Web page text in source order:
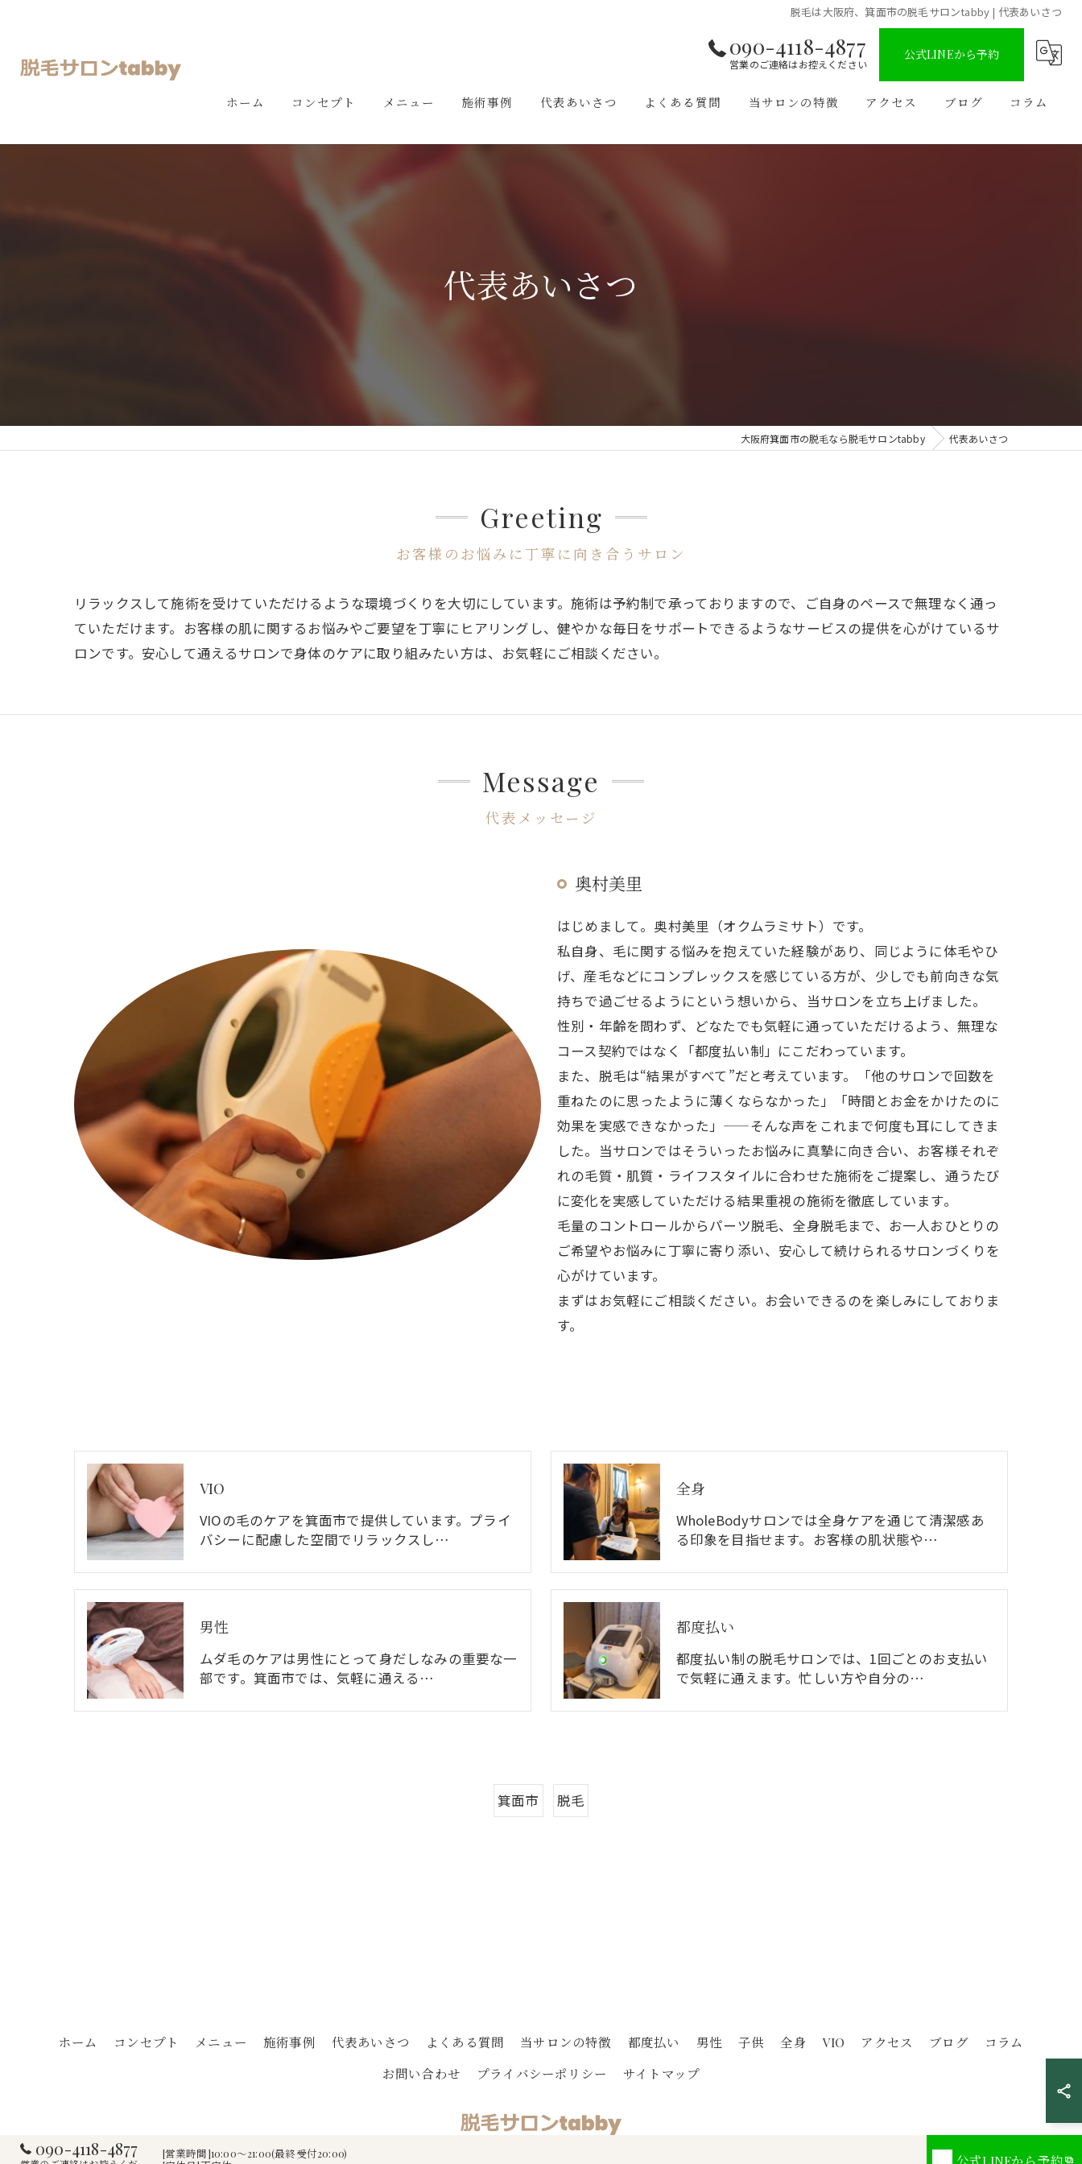
脱毛は大阪府、箕面市の脱毛サロンtabby | 代表あいさつ
090-4118-4877
営業のご連絡はお控えください
公式LINEから予約
ホーム コンセプト メニュー 施術事例 代表あいさつ よくある質問 当サロンの特徴 アクセス ブログ コラム
代表あいさつ
大阪府箕面市の脱毛なら脱毛サロンtabby 代表あいさつ
お客様のお悩みに丁寧に向き合うサロン
Greeting
リラックスして施術を受けていただけるような環境づくりを大切にしています。施術は予約制で承っておりますので、ご自身のペースで無理なく通っ
ていただけます。お客様の肌に関するお悩みやご要望を丁寧にヒアリングし、健やかな毎日をサポートできるようなサービスの提供を心がけているサ
ロンです。安心して通えるサロンで身体のケアに取り組みたい方は、お気軽にご相談ください。
代表メッセージ
Message
奥村美里
はじめまして。奥村美里（オクムラミサト）です。
私自身、毛に関する悩みを抱えていた経験があり、同じように体毛やひ
げ、産毛などにコンプレックスを感じている方が、少しでも前向きな気
持ちで過ごせるようにという想いから、当サロンを立ち上げました。
性別・年齢を問わず、どなたでも気軽に通っていただけるよう、無理な
コース契約ではなく「都度払い制」にこだわっています。
また、脱毛は“結果がすべて”だと考えています。「他のサロンで回数を
重ねたのに思ったように薄くならなかった」「時間とお金をかけたのに
効果を実感できなかった」——そんな声をこれまで何度も耳にしてきま
した。当サロンではそういったお悩みに真摯に向き合い、お客様それぞ
れの毛質・肌質・ライフスタイルに合わせた施術をご提案し、通うたび
に変化を実感していただける結果重視の施術を徹底しています。
毛量のコントロールからパーツ脱毛、全身脱毛まで、お一人おひとりの
ご希望やお悩みに丁寧に寄り添い、安心して続けられるサロンづくりを
心がけています。
まずはお気軽にご相談ください。お会いできるのを楽しみにしておりま
す。
VIO
VIOの毛のケアを箕面市で提供しています。プライ
バシーに配慮した空間でリラックスし…
全身
WholeBodyサロンでは全身ケアを通じて清潔感あ
る印象を目指せます。お客様の肌状態や…
男性
ムダ毛のケアは男性にとって身だしなみの重要な一
部です。箕面市では、気軽に通える…
都度払い
都度払い制の脱毛サロンでは、1回ごとのお支払い
で気軽に通えます。忙しい方や自分の…
箕面市 脱毛
090-4118-4877
[営業時間]10:00～21:00(最終受付20:00)
公式LINEから予約
ホーム コンセプト メニュー 施術事例 代表あいさつ よくある質問 当サロンの特徴 都度払い 男性 子供 全身 VIO アクセス ブログ
コラム
お問い合わせ
プライバシーポリシー サイトマップ
公式LINEから予約